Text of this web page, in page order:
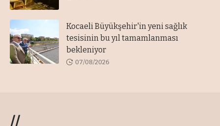
Kocaeli Büyükşehir'in yeni sağlık
tesisinin bu yıl tamamlanması
bekleniyor
07/08/2026